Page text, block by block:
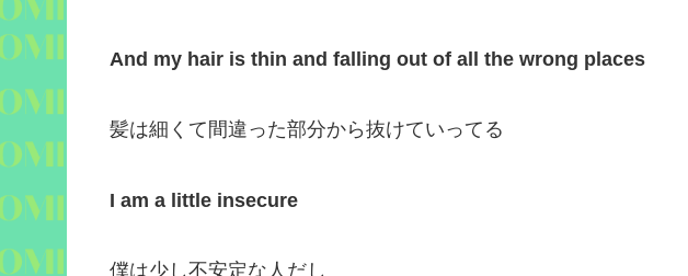
And my hair is thin and falling out of all the wrong places
髪は細くて間違った部分から抜けていってる
I am a little insecure
僕は少し不安定な人だし